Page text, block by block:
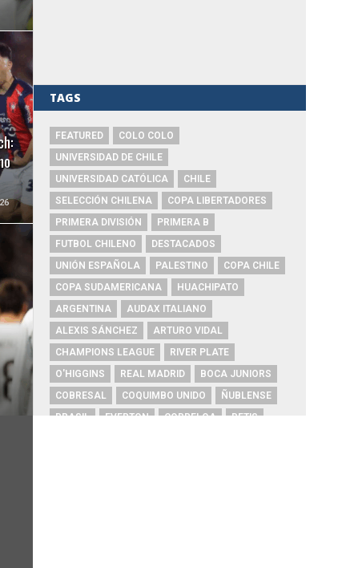
TAGS
FEATURED
COLO COLO
UNIVERSIDAD DE CHILE
UNIVERSIDAD CATÓLICA
CHILE
SELECCIÓN CHILENA
COPA LIBERTADORES
PRIMERA DIVISIÓN
PRIMERA B
FUTBOL CHILENO
DESTACADOS
UNIÓN ESPAÑOLA
PALESTINO
COPA CHILE
COPA SUDAMERICANA
HUACHIPATO
ARGENTINA
AUDAX ITALIANO
ALEXIS SÁNCHEZ
ARTURO VIDAL
CHAMPIONS LEAGUE
RIVER PLATE
O'HIGGINS
REAL MADRID
BOCA JUNIORS
COBRESAL
COQUIMBO UNIDO
ÑUBLENSE
BRASIL
EVERTON COBRELOA
BETIS